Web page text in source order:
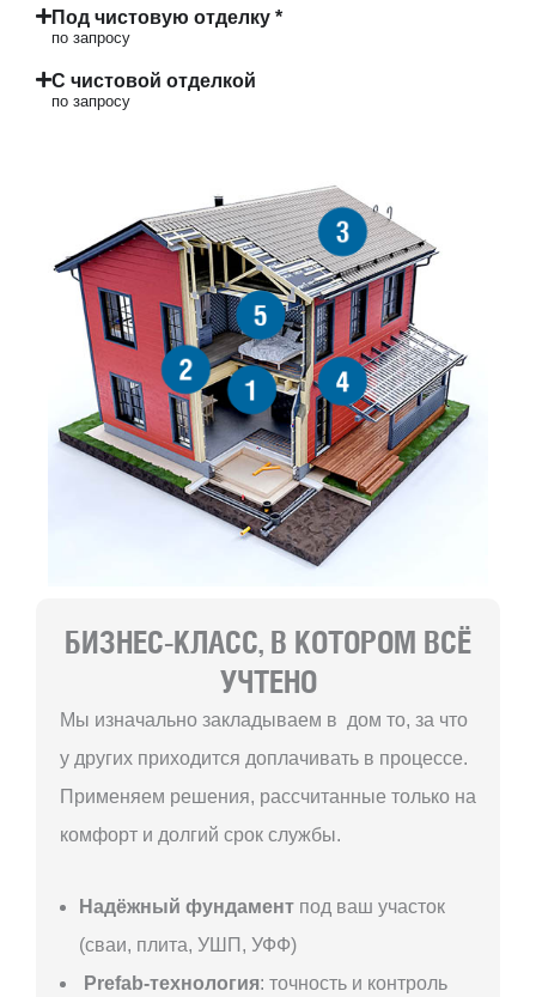
Под чистовую отделку *
по запросу
С чистовой отделкой
по запросу
1
2
3
4
5
БИЗНЕС-КЛАСС, В КОТОРОМ ВСЁ
УЧТЕНО
Мы изначально закладываем в дом то, за что
у других приходится доплачивать в процессе.
Применяем решения, рассчитанные только на
комфорт и долгий срок службы.
Надёжный фундамент под ваш участок
(сваи, плита, УШП, УФФ)
Prefab-технология: точность и контроль